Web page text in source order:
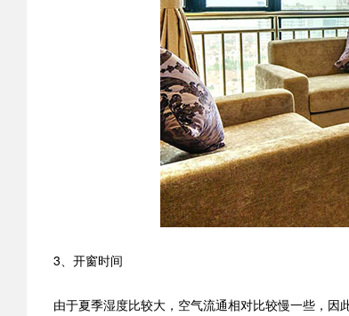
3、开窗时间
由于夏季湿度比较大，空气流通相对比较慢一些，因